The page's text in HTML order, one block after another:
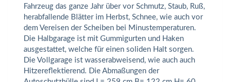
Fahrzeug das ganze Jahr über vor Schmutz, Staub, Ruß,
herabfallende Blätter im Herbst, Schnee, wie auch vor
dem Vereisen der Scheiben bei Minustemperaturen.
Die Halbgarage ist mit Gummigurten und Haken
ausgestattet, welche für einen soliden Halt sorgen.
Die Vollgarage ist wasserabweisend, wie auch auch
Hitzereflektierend. Die Abmaßungen der